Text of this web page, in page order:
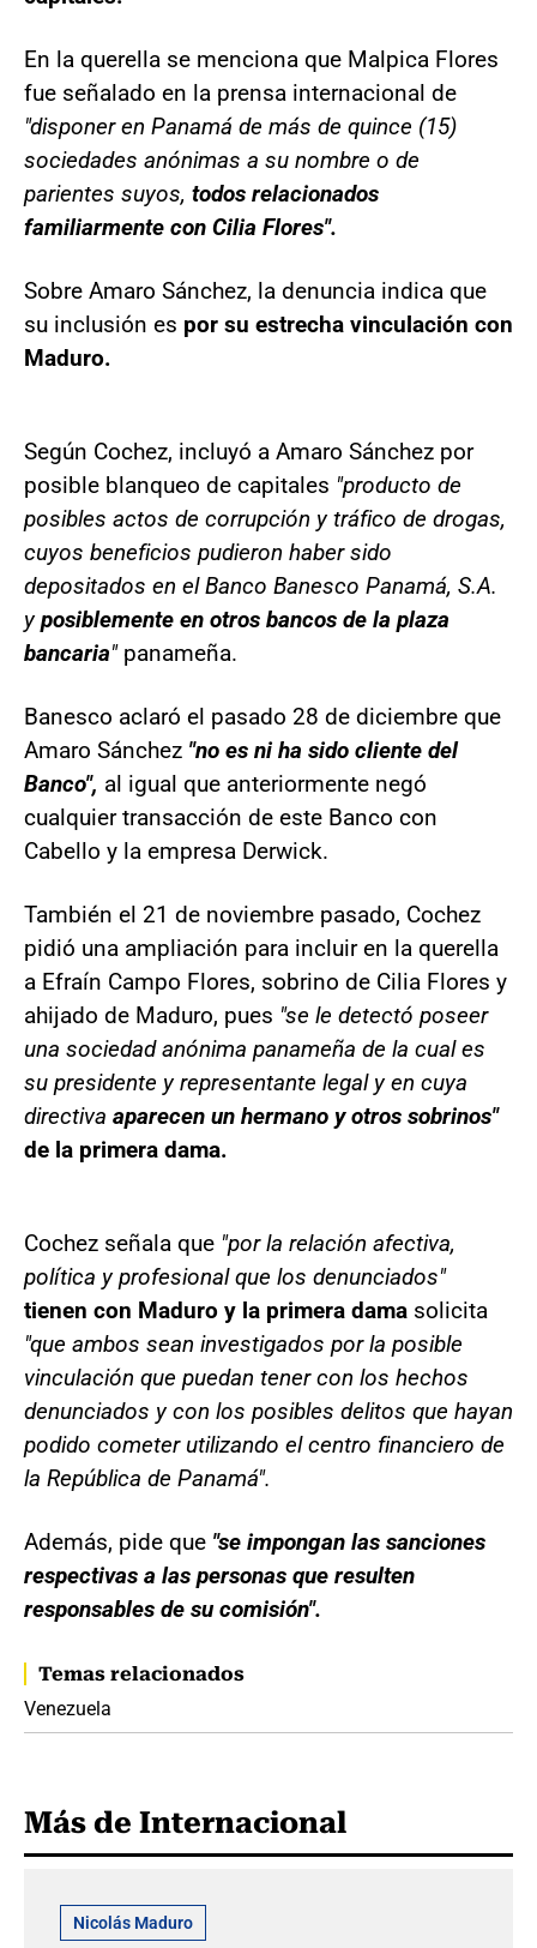
En la querella se menciona que Malpica Flores
fue señalado en la prensa internacional de
"disponer en Panamá de más de quince (15)
sociedades anónimas a su nombre o de
parientes suyos, todos relacionados
familiarmente con Cilia Flores".
Sobre Amaro Sánchez, la denuncia indica que
su inclusión es por su estrecha vinculación con
Maduro.
Según Cochez, incluyó a Amaro Sánchez por
posible blanqueo de capitales "producto de
posibles actos de corrupción y tráfico de drogas,
cuyos beneficios pudieron haber sido
depositados en el Banco Banesco Panamá, S.A.
yposiblemente en otros bancos de la plaza
bancaria"panameña.
Banesco aclaró el pasado 28 de diciembre que
Amaro Sánchez "no es ni ha sido cliente del
Banco", al igual que anteriormente negó
cualquier transacción de este Banco con
Cabello y la empresa Derwick.
También el 21 de noviembre pasado, Cochez
pidió una ampliación para incluir en la querella
a Efraín Campo Flores, sobrino de Cilia Flores y
ahijado de Maduro, pues "se le detectó poseer
una sociedad anónima panameña de la cual es
su presidente y representante legal y en cuya
directiva aparecen un hermano y otros sobrinos"
de la primera dama.
Cochez señala que "por la relación afectiva,
política y profesional que los denunciados"
tienen con Maduro y la primera dama solicita
"que ambos sean investigados por la posible
vinculación que puedan tener con los hechos
denunciados y con los posibles delitos que hayan
podido cometer utilizando el centro financiero de
la República de Panamá".
Además, pide que "se impongan las sanciones
respectivas a las personas que resulten
responsables de su comisión".
Temas relacionados
Venezuela
Más de Internacional
Nicolás Maduro